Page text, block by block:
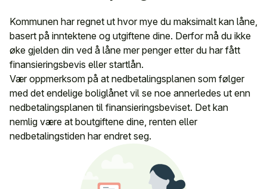
Kommunen har regnet ut hvor mye du maksimalt kan låne,
basert på inntektene og utgiftene dine. Derfor må du ikke
øke gjelden din ved å låne mer penger etter du har fått
finansieringsbevis eller startlån.
Vær oppmerksom på at nedbetalingsplanen som følger
med det endelige boliglånet vil se noe annerledes ut enn
nedbetalingsplanen til finansieringsbeviset. Det kan
nemlig være at boutgiftene dine, renten eller
nedbetalingstiden har endret seg.